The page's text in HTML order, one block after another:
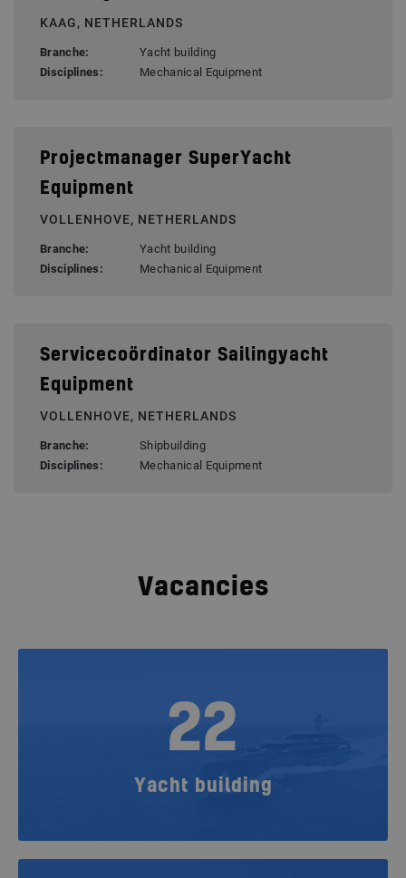
KAAG, NETHERLANDS
Branche:
Yacht building
Disciplines:
Mechanical Equipment
Projectmanager SuperYacht
Equipment
VOLLENHOVE, NETHERLANDS
Branche:
Yacht building
Disciplines:
Mechanical Equipment
Servicecoördinator Sailingyacht
Equipment
VOLLENHOVE, NETHERLANDS
Branche:
Shipbuilding
Disciplines:
Mechanical Equipment
Vacancies
22
Yacht building